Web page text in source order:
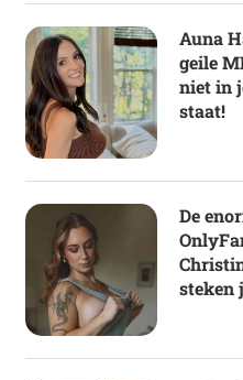
Auna
geile
niet in
staat!
De
steken